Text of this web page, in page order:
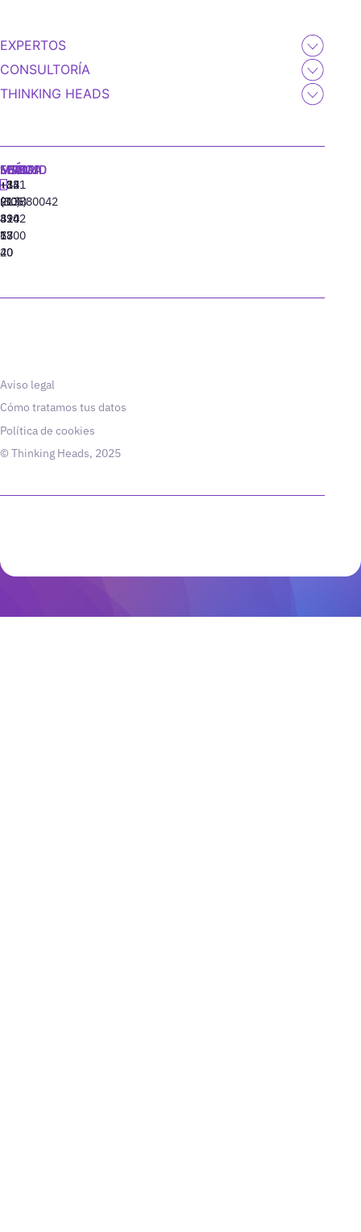
EXPERTOS
CONSULTORÍA
THINKING HEADS
MADRID
+34
91
310
77
40
MIAMI
+1
(305)
424
13
20
SEÚL
+82
(10)
8942
6800
LISBOA
‪+351
213880042
Aviso legal
Cómo tratamos tus datos
Política de cookies
© Thinking Heads, 2025